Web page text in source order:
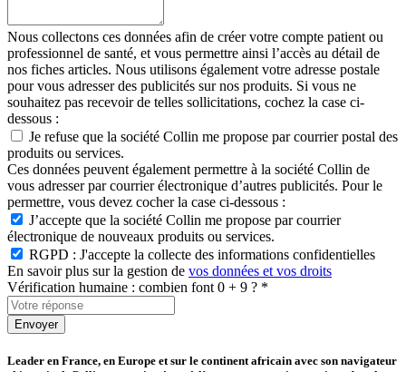
Nous collectons ces données afin de créer votre compte patient ou
professionnel de santé, et vous permettre ainsi l’accès au détail de
nos fiches articles. Nous utilisons également votre adresse postale
pour vous adresser des publicités sur nos produits. Si vous ne
souhaitez pas recevoir de telles sollicitations, cochez la case ci-
dessous :
Je refuse que la société Collin me propose par courrier postal des
produits ou services.
Ces données peuvent également permettre à la société Collin de
vous adresser par courrier électronique d’autres publicités. Pour le
permettre, vous devez cocher la case ci-dessous :
J’accepte que la société Collin me propose par courrier
électronique de nouveaux produits ou services.
RGPD : J'accepte la collecte des informations confidentielles
En savoir plus sur la gestion de vos données et vos droits
Vérification humaine : combien font 0 + 9 ? *
Leader en France, en Europe et sur le continent africain avec son navigateur